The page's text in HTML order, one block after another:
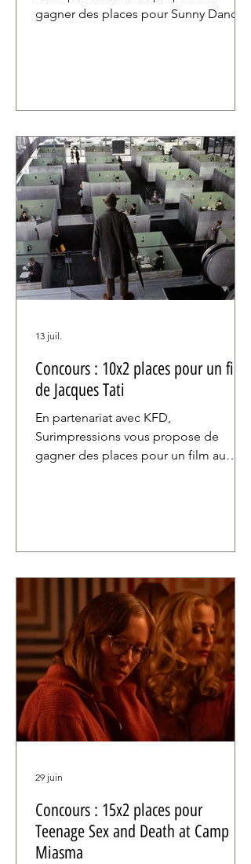
gagner des places pour Sunny Dancer,
Concours : 10x2 places pour un film
de Jacques Tati
En partenariat avec KFD,
Surimpressions vous propose de
gagner des places pour un film au
13 juil.
Concours : 15x2 places pour
Teenage Sex and Death at Camp
Miasma
29 juin